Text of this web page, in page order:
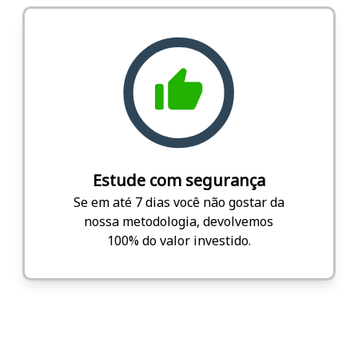
Estude com segurança
Se em até 7 dias você não gostar da
nossa metodologia, devolvemos
100% do valor investido.